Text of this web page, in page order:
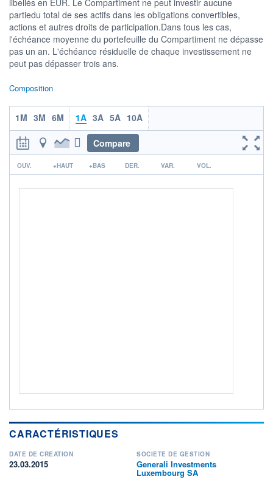
ACTIF NET (EUR)
747M / 31.07.26
NOTATION MORNINGSTAR ⁽¹⁾
RISQUE DU FONDS (SRI)
2/7
+ PORTEFEUILLE
partiedu total de ses actifs dans les obligations convertibles,
actions et autres droits de participation.Dans tous les cas,
l'échéance moyenne du portefeuille du Compartiment ne dépasse
pas un an. L'échéance résiduelle de chaque investissement ne
peut pas dépasser trois ans.
Composition
1M 3M 6M 1A 3A 5A 10A
Compare
r
OUV. +HAUT +BAS DER. VAR. VOL.
CARACTÉRISTIQUES
DATE DE CRÉATION
23.03.2015
SOCIÉTÉ DE GESTION
Generali Investments
Luxembourg SA